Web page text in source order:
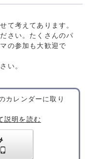
て考えてあります。
さい。たくさんのパ
の参加も大歓迎で
い。
カレンダーに取り
説明を読む